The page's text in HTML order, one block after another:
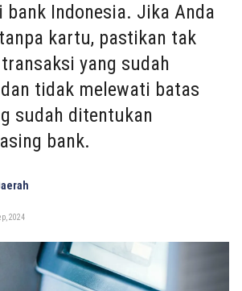
bank Indonesia. Jika Anda
kartu, pastikan tak
transaksi yang sudah
tidak melewati batas
sudah ditentukan
bank.
2024